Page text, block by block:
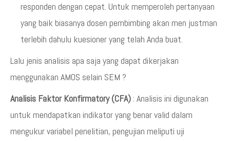
responden dengan cepat. Untuk memperoleh pertanyaan
yang baik biasanya dosen pembimbing akan men justman
terlebih dahulu kuesioner yang telah Anda buat.
Lalu jenis analisis apa saja yang dapat dikerjakan
menggunakan AMOS selain SEM ?
Analisis Faktor Konfirmatory (CFA) : Analisis ini digunakan
untuk mendapatkan indikator yang benar valid dalam
mengukur variabel penelitian, pengujian meliputi uji